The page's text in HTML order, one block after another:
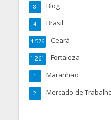
Blog
8
Brasil
4
Ceará
4.576
Fortaleza
1.261
Maranhão
1
Mercado de
2